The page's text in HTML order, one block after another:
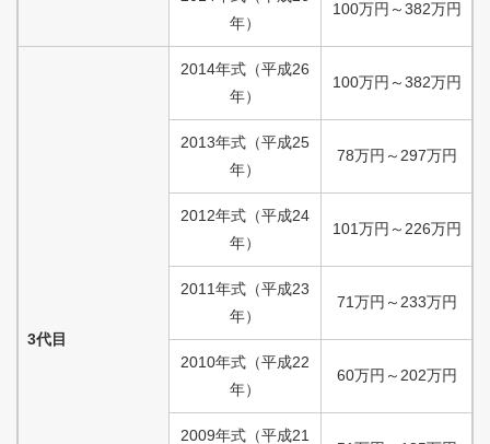
年）
100万円 ～382万円
3代目
2014年式 （平成26
年）
100万円 ～382万円
2013年式 （平成25
年）
78万円 ～ 297万円
2012年式 （平成24
年）
101万円 ～ 226万円
2011年式 （平成23
年）
71万円 ～ 233万円
2010年式 （平成22
年）
60万円 ～ 202万円
2009年式 （平成21